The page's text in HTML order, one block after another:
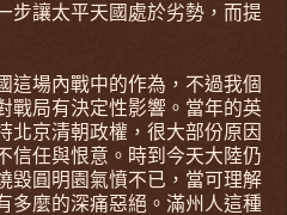
步讓太平天國處於劣勢，而提
這場內戰中的作為，不過我個
戰局有決定性影響。當年的英
北京清朝政權，很大部份原因
信任與恨意。時到今天大陸仍
毀圓明園氣憤不已，當可理解
多麼的深痛惡絕。滿州人這種